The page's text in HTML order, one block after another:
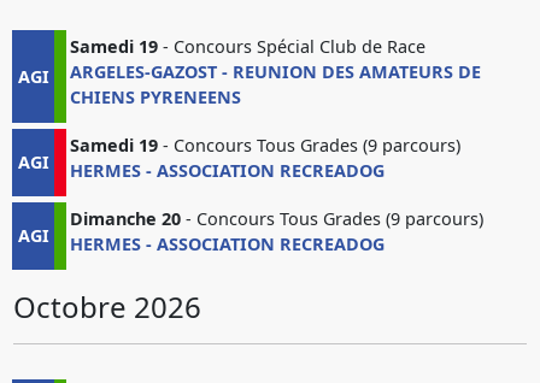
AGI
Samedi 19 - Concours Spécial Club de Race
ARGELES-GAZOST - REUNION DES AMATEURS DE
CHIENS PYRENEENS
AGI
Samedi 19 - Concours Tous Grades (9 parcours)
HERMES - ASSOCIATION RECREADOG
AGI
Dimanche 20 - Concours Tous Grades (9 parcours)
HERMES - ASSOCIATION RECREADOG
Octobre 2026